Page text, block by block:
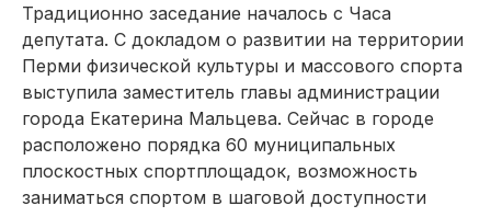
Традиционно заседание началось с Часа
депутата. С докладом о развитии на территории
Перми физической культуры и массового спорта
выступила заместитель главы администрации
города Екатерина Мальцева. Сейчас в городе
расположено порядка 60 муниципальных
плоскостных спортплощадок, возможность
заниматься спортом в шаговой доступности